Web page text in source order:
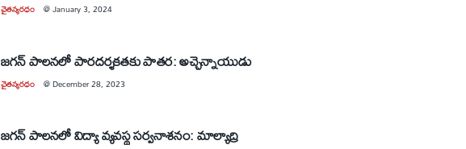
చైతన్యరధం @January 3, 2024
జగన్‌ పాలనలో పారదర్శకతకు పాతర: అచ్చెన్నాయుడు
చైతన్యరధం @December 28, 2023
జగన్‌ పాలనలో విద్యా వ్యవస్థ సర్వనాశనం: మాల్యాద్రి